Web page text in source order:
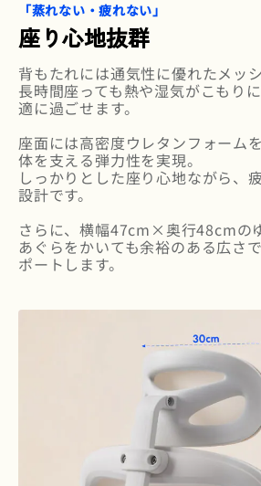
「蒸れない・疲れない」
座り心地抜群
背もたれには通気性に優れたメッ
長時間座っても熱や湿気がこもり
適に過ごせます。
座面には高密度ウレタンフォーム
体を支える弾力性を実現。
しっかりとした座り心地ながら、
設計です。
さらに、横幅47cm×奥行48cmの
あぐらをかいても余裕のある広さ
ポートします。